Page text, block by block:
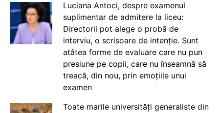
Luciana Antoci, despre examenul
suplimentar de admitere la liceu:
Directorii pot alege o probă de
interviu, o scrisoare de intenție. Sunt
atâtea forme de evaluare care nu pun
presiune pe copii, care nu înseamnă să
treacă, din nou, prin emoțiile unui
examen
Toate marile universități generaliste din